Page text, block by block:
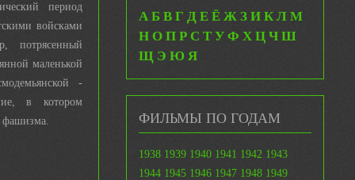
период
войсками
потрясенный
маленькой
-
в котором
фашизма.
А Б В Г Д Е Ё Ж З И К Л М
Н О П Р С Т У Ф Х Ц Ч Ш
Щ Э Ю Я
ФИЛЬМЫ ПО ГОДАМ
1938 1939 1940 1941 1942 1943
1944 1945 1946 1947 1948 1949